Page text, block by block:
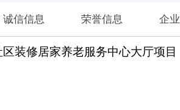
诚信信息 荣誉信息 企
装修居家养老服务中心大厅项目